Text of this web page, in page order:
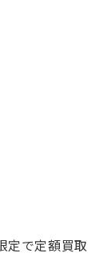
定で定額買取